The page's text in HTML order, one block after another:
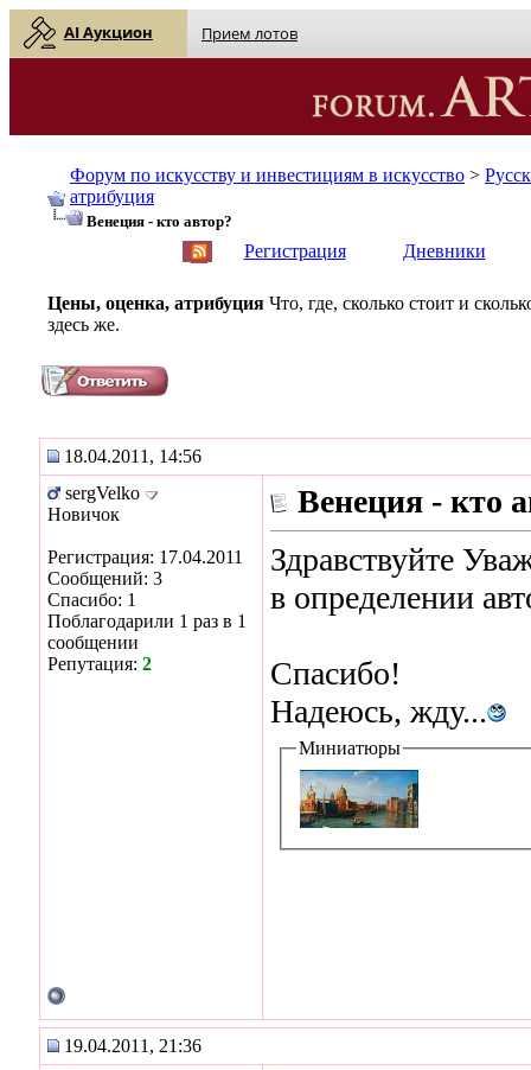
AI Аукцион Прием лотов
Форум по искусству и инвестициям в искусство >
атрибуция
Венеция - кто автор?
Регистрация Дневники
Цены, оценка, атрибуция Что, где, сколько стоит и
здесь же.
18.04.2011, 14:56
sergVelko
Новичок
Регистрация: 17.04.2011
Сообщений: 3
Спасибо: 1
Поблагодарили 1 раз в 1
сообщении
Репутация: 2
Венеция - кто
Здравствуйте
в определении
Спасибо!
Надеюсь, жду...
Миниатюры
19.04.2011, 21:36